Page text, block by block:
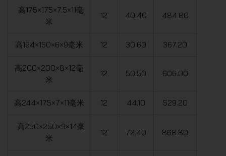
高175×175×7.5×11毫
米
12 40.40 484.80
高194×150×6×9毫米 12 30.60 367.20
高200×200×8×12毫
米
12 50.50 606.00
高244×175×7×11毫米 12 44.10 529.20
高250×250×9×14毫
米
12 72.40 868.80